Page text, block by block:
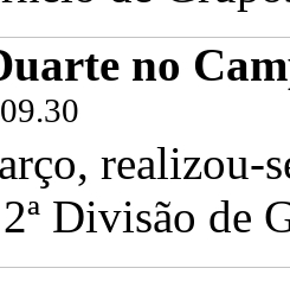
no
realizou-
Divisão de